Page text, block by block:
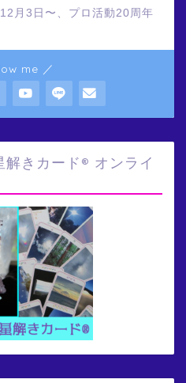
月3日〜、プロ活動20周年
me ／